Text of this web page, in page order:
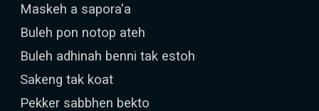
Maskeh a sapora'a
Buleh pon notop ateh
Buleh adhinah benni tak estoh
Sakeng tak koat
Pekker sabbhen bekto